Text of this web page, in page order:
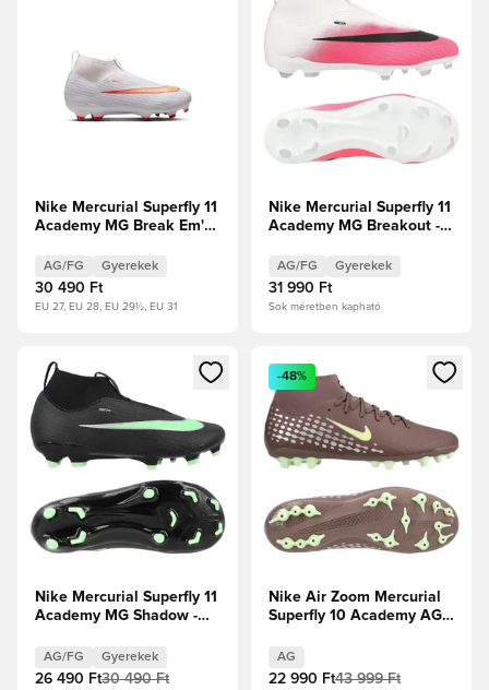
Nike Mercurial Superfly 11
Academy MG Break Em'
AG/FG Gyerekek
30 490 Ft
EU 27, EU 28, EU 29½, EU 31
Nike Mercurial Superfly 11
Academy MG Breakout -
rózsaszín Gyerek
AG/FG Gyerekek
31 990 Ft
Sok méretben kapható
Megnyit egy modált a bejelentkezéshez vagy a tagként
Nike Mercurial Superfly 11
Academy MG Shadow -
Gyerek
AG/FG Gyerekek
26 490 Ft30 490 Ft
Megnyit egy modált a
-48%
Nike Air Zoom Mercurial
Superfly 10 Academy AG
Plum Eclipse/Metál ezüst
AG
22 990 Ft43 999 Ft